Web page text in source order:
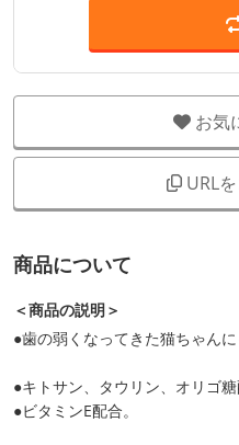
お気
URL
商品について
＜商品の説明＞
●歯の弱くなってきた猫ちゃん
●キトサン、タウリン、オリゴ糖
●ビタミンE配合。